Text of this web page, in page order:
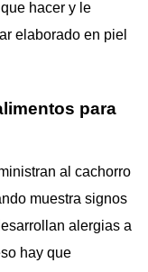
hacer y le
elaborado en piel
para
al cachorro
muestra signos
alergias a
hay que